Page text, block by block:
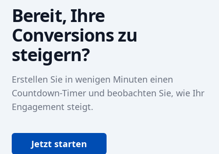
Bereit, Ihre
Conversions zu
steigern?
Erstellen Sie in wenigen Minuten einen
Countdown-Timer und beobachten Sie, wie Ihr
Engagement steigt.
Jetzt starten